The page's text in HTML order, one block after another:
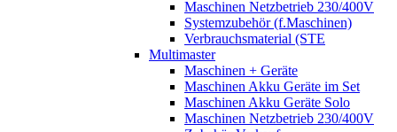
Maschinen Netzbetrieb 230/400V
Systemzubehör (f.Maschinen)
Verbrauchsmaterial (STE
Multimaster
Maschinen + Geräte
Maschinen Akku Geräte im Set
Maschinen Akku Geräte Solo
Maschinen Netzbetrieb 230/400V